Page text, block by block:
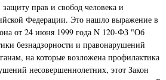
прав и свобод человека и
Федерации. Это нашло выражение в
от 24 июня 1999 года N 120-ФЗ "Об
безнадзорности и правонарушений
на которые возложена профилактика
несовершеннолетних, этот Закон